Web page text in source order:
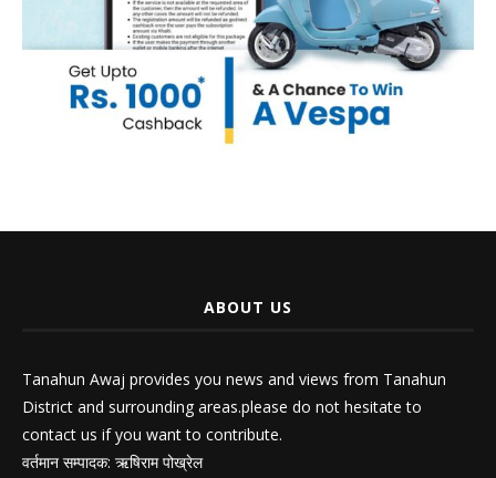
ABOUT US
Tanahun Awaj provides you news and views from Tanahun
District and surrounding areas.please do not hesitate to
contact us if you want to contribute.
वर्तमान सम्पादक: ऋषिराम पोख्रेल